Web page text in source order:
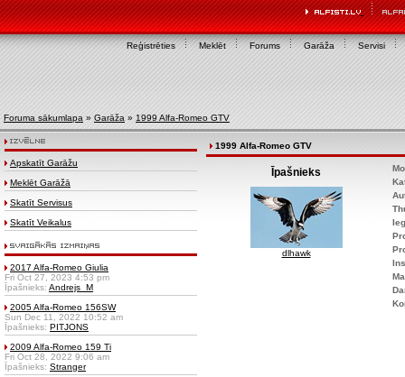
Reģistrēties Meklēt Forums Garāža Servisi
Foruma sākumlapa » Garāža » 1999 Alfa-Romeo GTV
Apskatīt Garāžu
Meklēt Garāžā
Skatīt Servisus
Skatīt Veikalus
2017 Alfa-Romeo Giulia
Fri Oct 27, 2023 4:53 pm
Īpašnieks: Andrejs_M
2005 Alfa-Romeo 156SW
Sun Dec 11, 2022 10:52 am
Īpašnieks: PITJONS
2009 Alfa-Romeo 159 Ti
Fri Oct 28, 2022 9:06 am
Īpašnieks: Stranger
1999 Alfa-Romeo GTV
Īpašnieks
dlhawk